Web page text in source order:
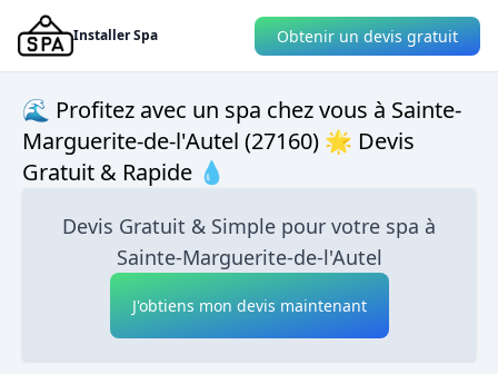
Installer Spa Obtenir un devis gratuit
🌊 Profitez avec un spa chez vous à Sainte-
Marguerite-de-l'Autel (27160) 🌟 Devis
Gratuit & Rapide 💧
Devis Gratuit & Simple pour votre spa à
Sainte-Marguerite-de-l'Autel
J'obtiens mon devis maintenant